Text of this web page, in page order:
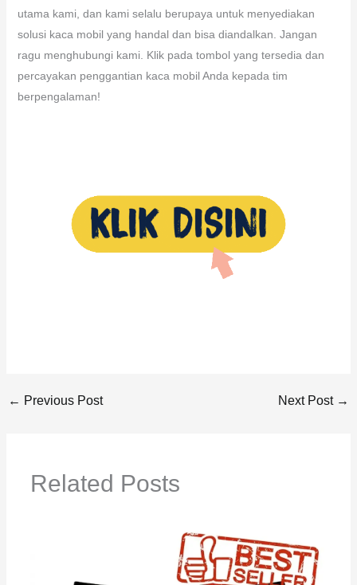
utama kami, dan kami selalu berupaya untuk menyediakan
solusi kaca mobil yang handal dan bisa diandalkan. Jangan
ragu menghubungi kami. Klik pada tombol yang tersedia dan
percayakan penggantian kaca mobil Anda kepada tim
berpengalaman!
← Previous Post Next Post →
Related Posts